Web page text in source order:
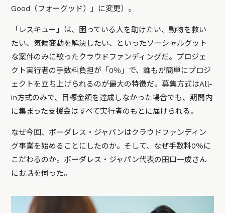
Good（フォーグッド）」に変更）。
「レスキュー」は、困っている人を助けたい、動物を救い
たい、気候変動を解決したい、といったソーシャルグット
な案件のみに絞ったクラウドファンディングだ。プロジェ
クト実行者の手数料負担が「0％」で、誰もが簡単にプロジ
ェクトを立ち上げられるのが最大の特徴だ。募集方式はAll-
in方式のみで、目標金額を達成しなかった場合でも、期間内
に集まった支援金はすべて実行者のもとに届けられる。
なぜ今回、ボーダレス・ジャパンはクラウドファンディン
グ事業を始めることにしたのか。そして、なぜ手数料0％に
こだわるのか。ボーダレス・ジャパン代表の田口一成さん
にお話を伺った。